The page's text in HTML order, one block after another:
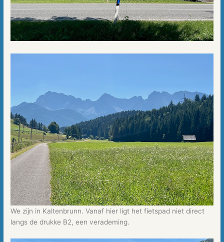
We zijn in Kaltenbrunn. Vanaf hier ligt het fietspad niet direct
langs de drukke B2, een verademing.